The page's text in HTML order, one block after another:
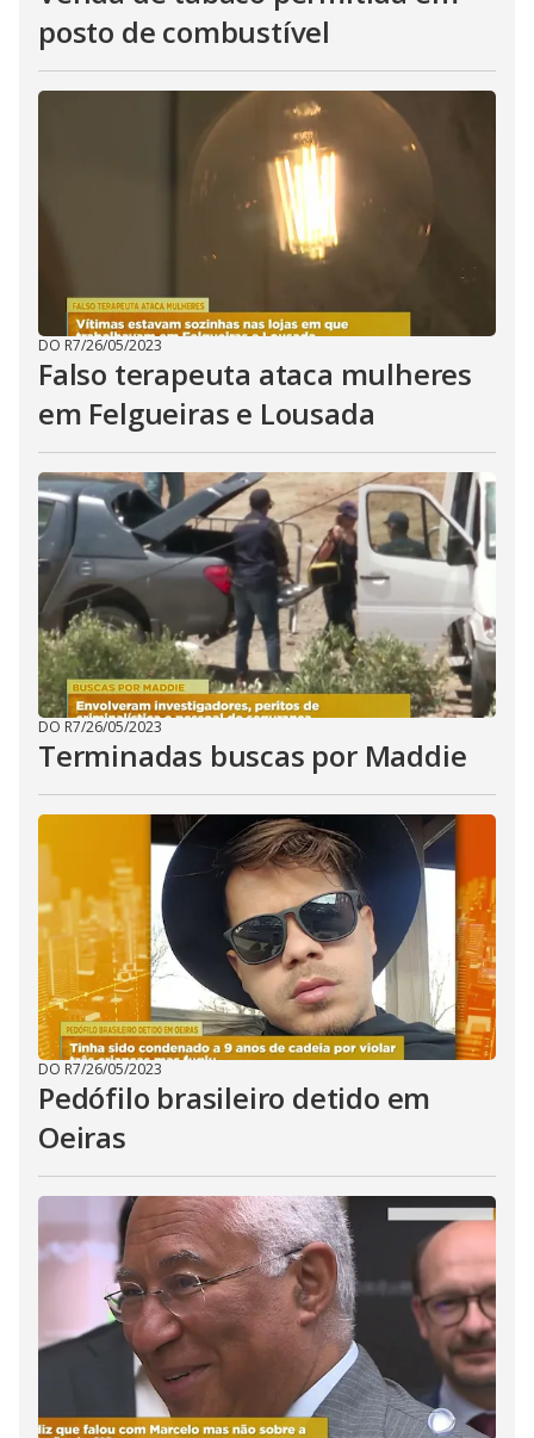
posto de combustível
DO R7/26/05/2023
Falso terapeuta ataca mulheres
em Felgueiras e Lousada
DO R7/26/05/2023
Terminadas buscas por Maddie
DO R7/26/05/2023
Pedófilo brasileiro detido em
Oeiras